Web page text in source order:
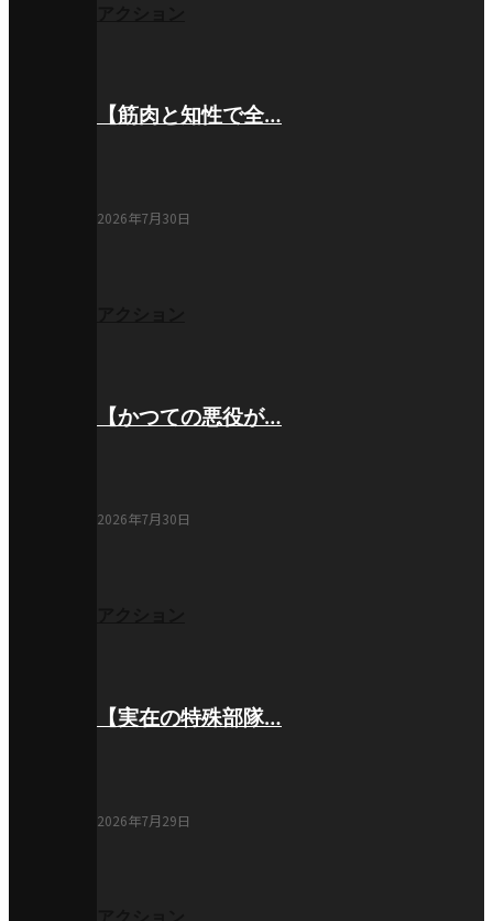
【筋肉と知性で全…
2026年7月30日
【かつての悪役が…
2026年7月30日
【実在の特殊部隊…
2026年7月29日